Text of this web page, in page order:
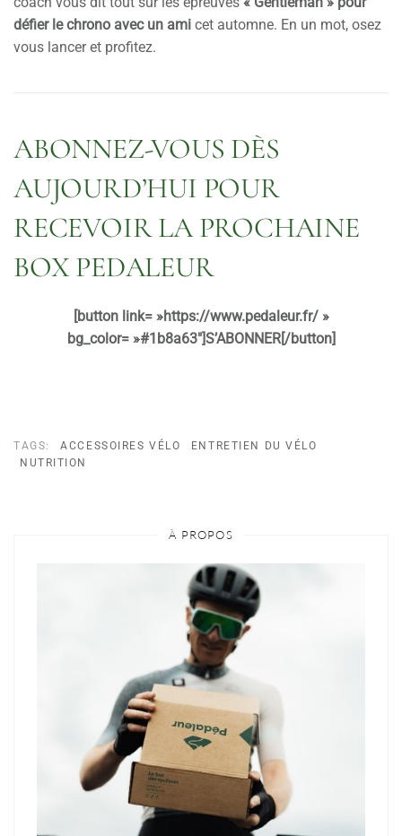
défier le chrono avec un ami cet automne. En un mot, osez
vous lancer et profitez.
ABONNEZ-VOUS DÈS
AUJOURD’HUI POUR
RECEVOIR LA PROCHAINE
BOX PEDALEUR
[button link= »https://www.pedaleur.fr/ »
bg_color= »#1b8a63″]S’ABONNER[/button]
TAGS: ACCESSOIRES VÉLO
ENTRETIEN DU VÉLO
NUTRITION
À PROPOS